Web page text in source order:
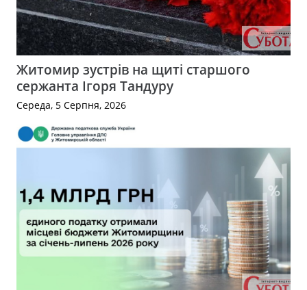
Житомир зустрів на щиті старшого
сержанта Ігоря Тандуру
Середа, 5 Серпня, 2026